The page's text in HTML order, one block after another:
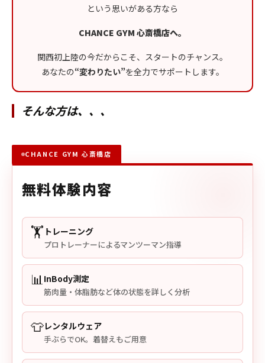
という思いがある方なら
CHANCE GYM 心斎橋店へ。
関西初上陸の今だからこそ、スタートのチャンス。
あなたの“変わりたい”を全力でサポートします。
そんな方は、、、
CHANCE GYM 心斎橋店
無料体験内容
🏋️ トレーニング
プロトレーナーによるマンツーマン指導
📊 InBody測定
筋肉量・体脂肪など体の状態を詳しく分析
👕レンタルウェア
手ぶらでOK。着替えもご用意